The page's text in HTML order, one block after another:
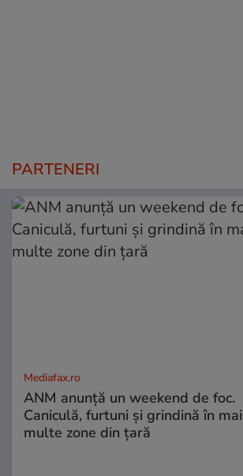
PARTENERI
Mediafax.ro
ANM anunță un weekend de foc.
Caniculă, furtuni și grindină în mai
multe zone din țară